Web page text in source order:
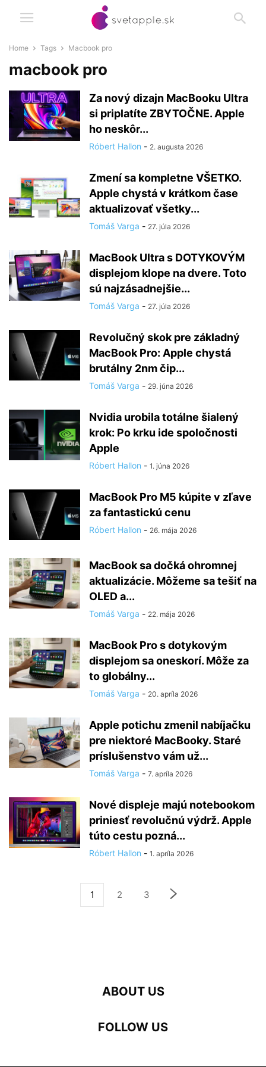
Home Tags Macbook pro
macbook pro
Za nový dizajn MacBooku Ultra
si priplatíte ZBYTOČNE. Apple
ho neskôr...
Róbert Hallon - 2. augusta 2026
Zmení sa kompletne VŠETKO.
Apple chystá v krátkom čase
aktualizovať všetky...
Tomáš Varga - 27. júla 2026
MacBook Ultra s DOTYKOVÝM
displejom klope na dvere. Toto
sú najzásadnejšie...
Tomáš Varga - 27. júla 2026
Revolučný skok pre základný
MacBook Pro: Apple chystá
brutálny 2nm čip...
Tomáš Varga - 29. júna 2026
Nvidia urobila totálne šialený
krok: Po krku ide spoločnosti
Apple
Róbert Hallon - 1. júna 2026
MacBook Pro M5 kúpite v zľave
za fantastickú cenu
Róbert Hallon - 26. mája 2026
MacBook sa dočká ohromnej
aktualizácie. Môžeme sa tešiť na
OLED a...
Tomáš Varga - 22. mája 2026
MacBook Pro s dotykovým
displejom sa oneskorí. Môže za
to globálny...
Tomáš Varga - 20. apríla 2026
Apple potichu zmenil nabíjačku
pre niektoré MacBooky. Staré
príslušenstvo vám už...
Tomáš Varga - 7. apríla 2026
Nové displeje majú notebookom
priniesť revolučnú výdrž. Apple
túto cestu pozná...
Róbert Hallon - 1. apríla 2026
1 2 3
ABOUT US
FOLLOW US